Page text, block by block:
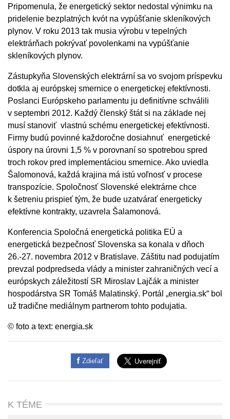
Pripomenula, že energetický sektor nedostal výnimku na
pridelenie bezplatných kvót na vypúšťanie skleníkových
plynov. V roku 2013 tak musia výrobu v tepelných
elektrárňach pokrývať povolenkami na vypúšťanie
skleníkových plynov.
Zástupkyňa Slovenských elektrární sa vo svojom príspevku
dotkla aj európskej smernice o energetickej efektívnosti.
Poslanci Európskeho parlamentu ju definitívne schválili
v septembri 2012. Každý členský štát si na základe nej
musí stanoviť vlastnú schému energetickej efektívnosti.
Firmy budú povinné každoročne dosiahnuť energetické
úspory na úrovni 1,5 % v porovnaní so spotrebou spred
troch rokov pred implementáciou smernice. Ako uviedla
Šalomonová, každá krajina má istú voľnosť v procese
transpozície. Spoločnosť Slovenské elektrárne chce
k šetreniu prispieť tým, že bude uzatvárať energeticky
efektívne kontrakty, uzavrela Šalamonová.
Konferencia Spoločná energetická politika EÚ a
energetická bezpečnosť Slovenska sa konala v dňoch
26.-27. novembra 2012 v Bratislave. Záštitu nad podujatím
prevzal podpredseda vlády a minister zahraničných vecí a
európskych záležitostí SR Miroslav Lajčák a minister
hospodárstva SR Tomáš Malatinský. Portál „energia.sk“ bol
už tradične mediálnym partnerom tohto podujatia.
© foto a text: energia.sk
Zdieľať
K TÉME